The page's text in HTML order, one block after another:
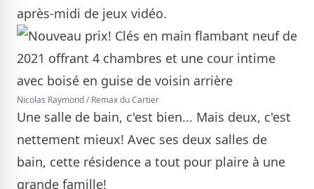
après-midi de jeux vidéo.
Nicolas Raymond / Remax du Cartier
Une salle de bain, c'est bien... Mais deux, c'est
nettement mieux! Avec ses deux salles de
bain, cette résidence a tout pour plaire à une
grande famille!